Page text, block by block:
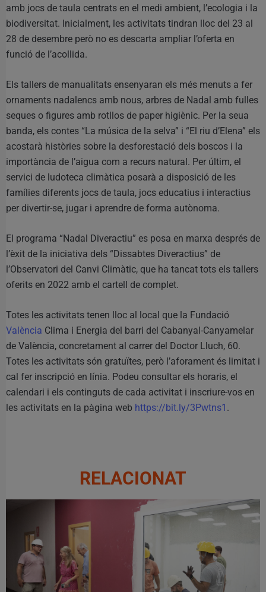
amb jocs de taula centrats en el medi ambient, l’ecologia i la
biodiversitat. Inicialment, les activitats tindran lloc del 23 al
28 de desembre però no es descarta ampliar l’oferta en
funció de l’acollida.
Els tallers de manualitats ensenyaran els més menuts a fer
ornaments nadalencs amb nous, arbres de Nadal amb fulles
seques o figures amb rotllos de paper higiènic. Per la seua
banda, els contes “La música de la selva” i “El riu d’Elena” els
acostarà històries sobre la desforestació dels boscos i la
importància de l’aigua com a recurs natural. Per últim, el
servici de ludoteca climàtica posarà a disposició de les
famílies diferents jocs de taula, jocs educatius i interactius
per divertir-se, jugar i aprendre de forma autònoma.
El programa “Nadal Diveractiu” es posa en marxa després de
l’èxit de la iniciativa dels “Dissabtes Diveractius” de
l’Observatori del Canvi Climàtic, que ha tancat tots els tallers
oferits en 2022 amb el cartell de complet.
Totes les activitats tenen lloc al local que la Fundació
València Clima i Energia del barri del Cabanyal-Canyamelar
de València, concretament al carrer del Doctor Lluch, 60.
Totes les activitats són gratuïtes, però l’aforament és limitat i
cal fer inscripció en línia. Podeu consultar els horaris, el
calendari i els continguts de cada activitat i inscriure-vos en
les activitats en la pàgina web https://bit.ly/3Pwtns1 .
RELACIONAT